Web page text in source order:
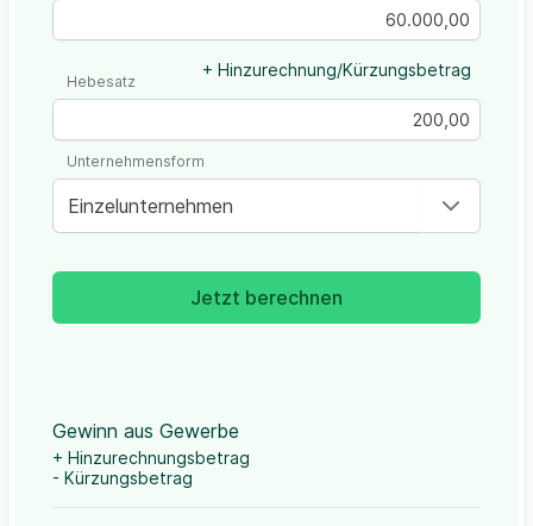
+ Hinzurechnung/Kürzungsbetrag
Hebesatz
Einzelunternehmen
Unternehmensform
Jetzt berechnen
Gewinn aus Gewerbe
+ Hinzurechnungsbetrag
- Kürzungsbetrag